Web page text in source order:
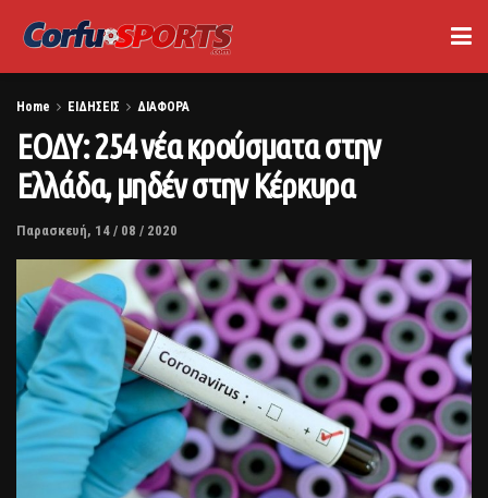
Home ΕΙΔΗΣΕΙΣ ΔΙΑΦΟΡΑ
ΕΟΔΥ: 254 νέα κρούσματα στην
Ελλάδα, μηδέν στην Κέρκυρα
Παρασκευή, 14 / 08 / 2020